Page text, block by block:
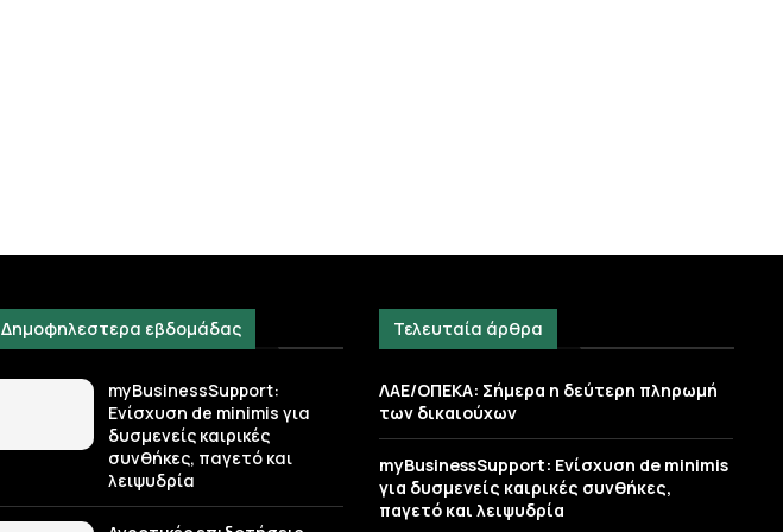
Δημοφηλεστερα εβδομάδας
myBusinessSupport:
Ενίσχυση de minimis για
δυσμενείς καιρικές
συνθήκες, παγετό και
λειψυδρία
Τελευταία άρθρα
ΛΑΕ/ΟΠΕΚΑ: Σήμερα η δεύτερη πληρωμή
των δικαιούχων
myBusinessSupport: Ενίσχυση de minimis
για δυσμενείς καιρικές συνθήκες,
παγετό και λειψυδρία